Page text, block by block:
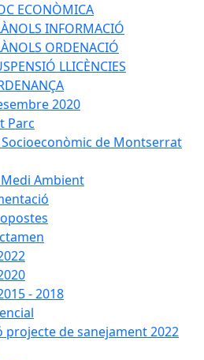
ECONÒMICA
INFORMACIÓ
ORDENACIÓ
LLICÈNCIES
2020
Parc
de Montserrat
Ambient
- 2018
projecte de sanejament 2022